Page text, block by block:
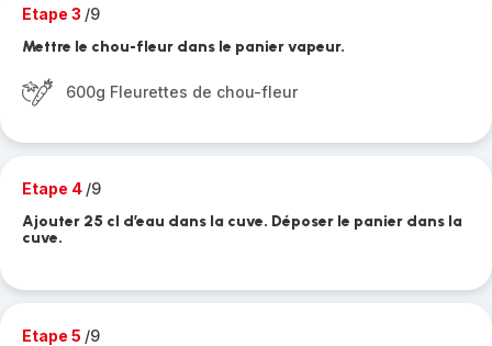
Etape 3 /9
Mettre le chou-fleur dans le panier vapeur.
600g Fleurettes de chou-fleur
Etape 4 /9
Ajouter 25 cl d’eau dans la cuve. Déposer le panier dans la
cuve.
Etape 5 /9